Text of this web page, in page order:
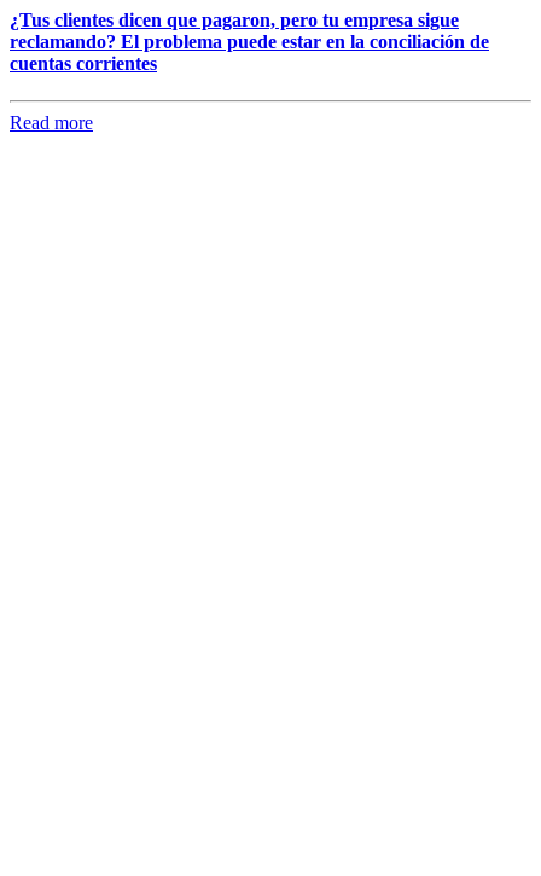
¿Tus clientes dicen que pagaron, pero tu empresa sigue
reclamando? El problema puede estar en la conciliación de
cuentas corrientes
Read more